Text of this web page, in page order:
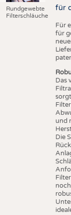
Rundgewebte
Filterschläuche
für
Für
für
Das
und
Die